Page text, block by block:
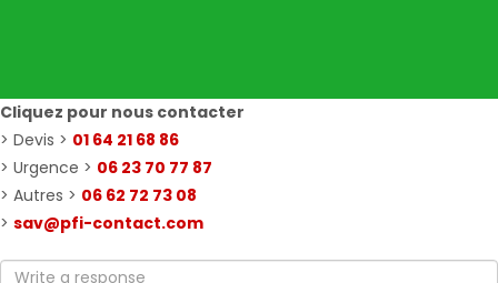
Cliquez pour nous contacter
> Devis > 01 64 21 68 86
> Urgence > 06 23 70 77 87
> Autres > 06 62 72 73 08
> sav@pfi-contact.com